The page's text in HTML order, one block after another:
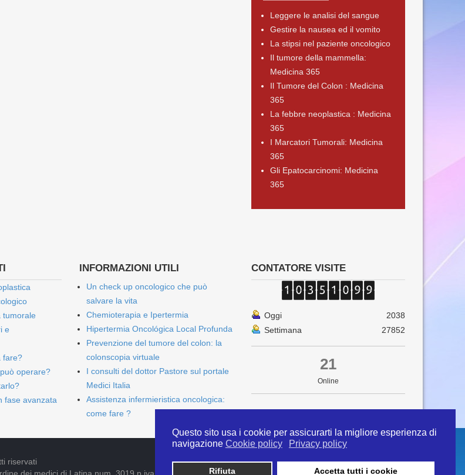
Questo sito usa i cookie per assicurarti la migliore esperienza di
navigazione Cookie policy Privacy policy
Rifiuta Accetta tutti i cookie
Leggere le analisi del sangue
Gestire la nausea ed il vomito
La stipsi nel paziente oncologico
Il tumore della mammella:
Medicina 365
Il Tumore del Colon : Medicina
365
La febbre neoplastica : Medicina
365
I Marcatori Tumorali: Medicina
365
Gli Epatocarcinomi: Medicina
365
tumorale
e
fare?
operare?
fase avanzata
INFORMAZIONI UTILI
Un check up oncologico che può
salvare la vita
Chemioterapia e Ipertermia
Hipertermia Oncológica Local Profunda
Prevenzione del tumore del colon: la
colonscopia virtuale
I consulti del dottor Pastore sul portale
Medici Italia
Assistenza infermieristica oncologica:
come fare ?
CONTATORE VISITE
Oggi
2038
Settimana
27852
21
Online
riservati